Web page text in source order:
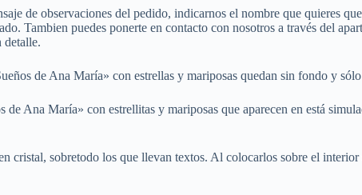
de observaciones del pedido, indicarnos el nombre que quieres
Tambien puedes ponerte en contacto con nosotros a través del
detalle.
de Ana María» con estrellas y mariposas quedan sin fondo y
Ana María» con estrellitas y mariposas que aparecen en está
cristal, sobretodo los que llevan textos. Al colocarlos sobre el